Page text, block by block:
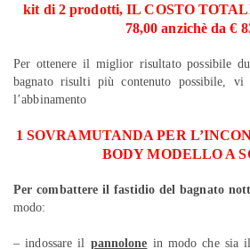
kit di 2 prodotti, IL COSTO
78,00 anzichè da €
Per ottenere il miglior risultato possibile
bagnato risulti più contenuto possibile, vi
l’abbinamento
1 SOVRAMUTANDA PER
BODY MODELLO A
Per combattere il fastidio del bagnato
modo:
– indossare il pannolone in modo che sia